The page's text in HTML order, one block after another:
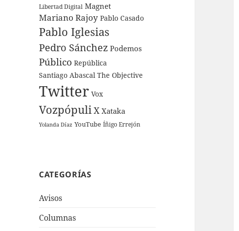
Libertad Digital Magnet
Mariano Rajoy Pablo Casado
Pablo Iglesias
Pedro Sánchez Podemos
Público República
Santiago Abascal The Objective
Twitter Vox
Vozpópuli X Xataka
Yolanda Díaz YouTube Íñigo Errejón
CATEGORÍAS
Avisos
Columnas